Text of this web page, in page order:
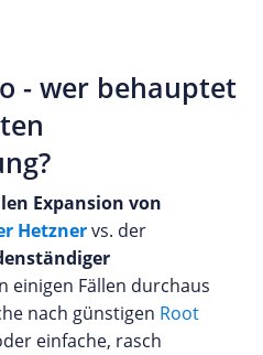
- wer behauptet
Expansion von
Hetznervs. der
einigen Fällen durchaus
nach günstigen Root
einfache, rasch